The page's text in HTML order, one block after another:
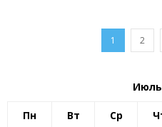
1 2
Июль
Пн Вт Ср